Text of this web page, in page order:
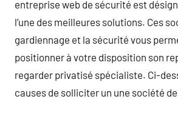
entreprise web de sécurité est
l’une des meilleures solutions. Ces
gardiennage et la sécurité vous
positionner à votre disposition son
regarder privatisé spécialiste. Ci-
causes de solliciter un une société